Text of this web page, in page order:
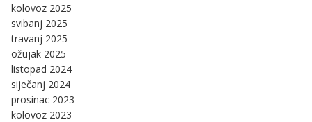
kolovoz 2025
svibanj 2025
travanj 2025
ožujak 2025
listopad 2024
siječanj 2024
prosinac 2023
kolovoz 2023